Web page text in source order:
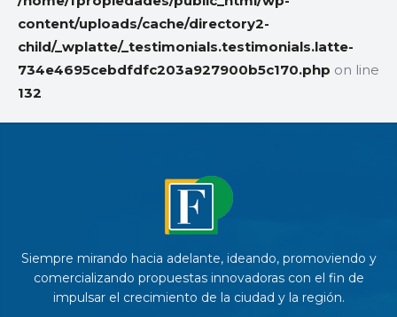
content/uploads/cache/directory2-
child/_wplatte/_testimonials.testimonials.latte-
734e4695cebdfdfc203a927900b5c170.php on line
132
Siempre mirando hacia adelante, ideando, promoviendo y
comercializando propuestas innovadoras con el fin de
impulsar el crecimiento de la ciudad y la región.